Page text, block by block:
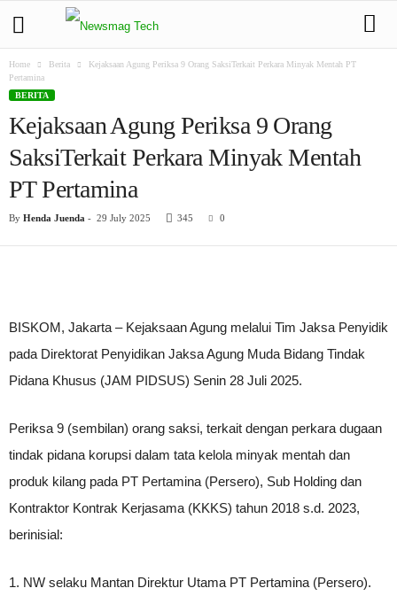
Home Berita
Kejaksaan Agung Periksa 9 Orang SaksiTerkait Perkara Minyak Mentah PT
Pertamina
BERITA
Kejaksaan Agung Periksa 9 Orang
SaksiTerkait Perkara Minyak Mentah
PT Pertamina
By Henda Juenda - 29 July 2025 345 0
BISKOM, Jakarta – Kejaksaan Agung melalui Tim Jaksa Penyidik
pada Direktorat Penyidikan Jaksa Agung Muda Bidang Tindak
Pidana Khusus (JAM PIDSUS) Senin 28 Juli 2025.
Periksa 9 (sembilan) orang saksi, terkait dengan perkara dugaan
tindak pidana korupsi dalam tata kelola minyak mentah dan
produk kilang pada PT Pertamina (Persero), Sub Holding dan
Kontraktor Kontrak Kerjasama (KKKS) tahun 2018 s.d. 2023,
berinisial:
1. NW selaku Mantan Direktur Utama PT Pertamina (Persero).